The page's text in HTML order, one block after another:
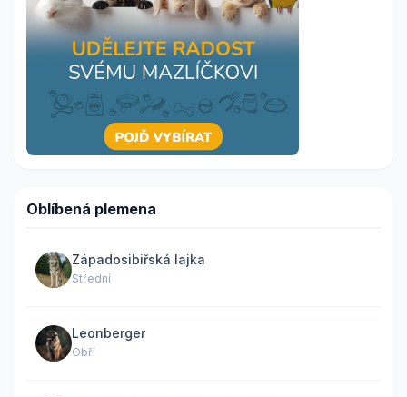
Oblíbená plemena
Západosibiřská lajka
Střední
Leonberger
Obří